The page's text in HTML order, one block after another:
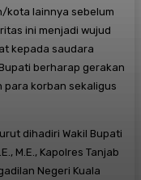
kota lainnya sebelum
ini menjadi wujud
kepada saudara
berharap gerakan
para korban sekaligus
dihadiri Wakil Bupati
M.E., Kapolres Tanjab
Negeri Kuala